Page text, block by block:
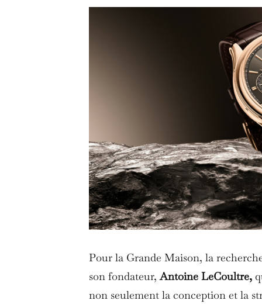
Pour la Grande Maison, la
son fondateur,Antoine LeCoultre,
non seulement la conception et la